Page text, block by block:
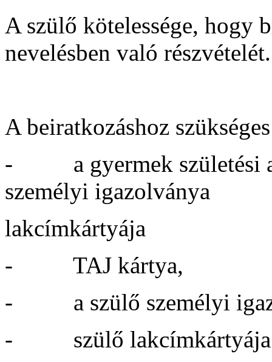
A szülő kötelessége, hogy
nevelésben való részvételét.
A beiratkozáshoz
- a gyermek születési
személyi igazolványa
lakcímkártyája
- TAJ kártya,
- a szülő személyi
- szülő lakcímkártyája